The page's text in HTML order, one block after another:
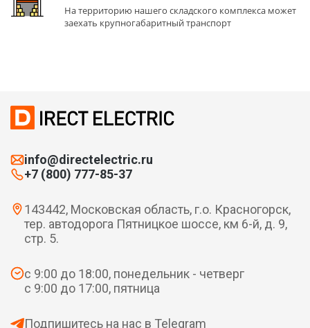
На территорию нашего складского комплекса может
заехать крупногабаритный транспорт
info@directelectric.ru
+7 (800) 777-85-37
143442, Московская область, г.о. Красногорск,
тер. автодорога Пятницкое шоссе, км 6-й, д. 9,
стр. 5.
с 9:00 до 18:00, понедельник - четверг
с 9:00 до 17:00, пятница
Подпишитесь на нас в Telegram